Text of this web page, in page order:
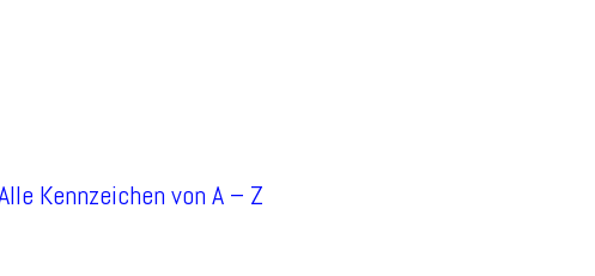
Kennzeichen von A – Z